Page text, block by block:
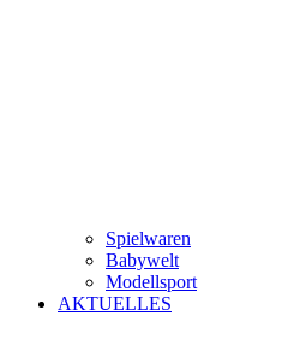
Spielwaren
Babywelt
Modellsport
AKTUELLES